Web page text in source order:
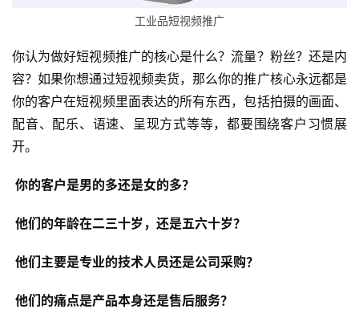
工业品短视频推广
你认为做好短视频推广的核心是什么？流量？粉丝？还是内
容？如果你想通过短视频卖货，那么你的推广核心永远都是
你的客户在短视频里面表达的所有东西，包括拍摄的画面、
配音、配乐、语速、呈现方式等等，都要围绕客户习惯展
开。
你的客户是男的多还是女的多？
他们的年龄在二三十岁，还是五六十岁？
他们主要是专业的技术人员还是公司采购？
他们的痛点是产品本身还是售后服务？